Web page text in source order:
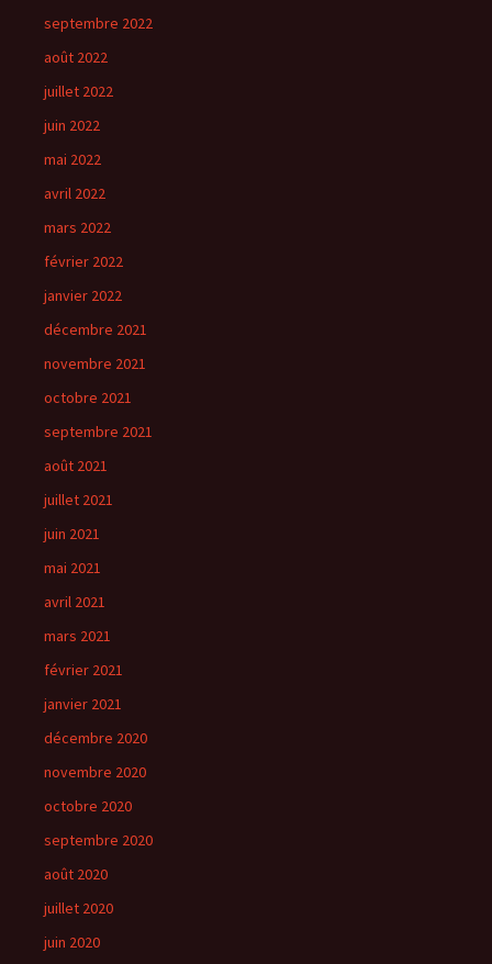
septembre 2022
août 2022
juillet 2022
juin 2022
mai 2022
avril 2022
mars 2022
février 2022
janvier 2022
décembre 2021
novembre 2021
octobre 2021
septembre 2021
août 2021
juillet 2021
juin 2021
mai 2021
avril 2021
mars 2021
février 2021
janvier 2021
décembre 2020
novembre 2020
octobre 2020
septembre 2020
août 2020
juillet 2020
juin 2020